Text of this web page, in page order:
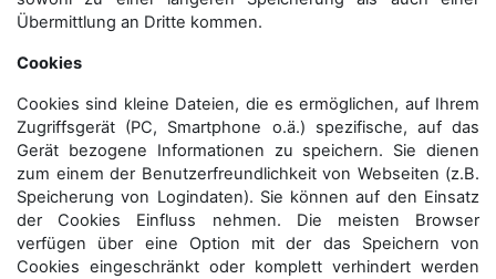
Übermittlung an Dritte kommen.
Cookies
Cookies sind kleine Dateien, die es ermöglichen, auf Ihrem
Zugriffsgerät (PC, Smartphone o.ä.) spezifische, auf das
Gerät bezogene Informationen zu speichern. Sie dienen
zum einem der Benutzerfreundlichkeit von Webseiten (z.B.
Speicherung von Logindaten). Sie können auf den Einsatz
der Cookies Einfluss nehmen. Die meisten Browser
verfügen über eine Option mit der das Speichern von
Cookies eingeschränkt oder komplett verhindert werden